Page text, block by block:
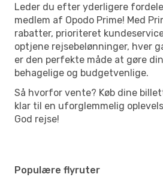
Leder du efter yderligere
medlem af Opodo Prime! Med
rabatter, prioriteret
optjene rejsebelønninger, hver
er den perfekte måde at gøre
behagelige og budgetvenlige.
Så hvorfor vente? Køb dine
klar til en uforglemmelig
God rejse!
Populære flyruter